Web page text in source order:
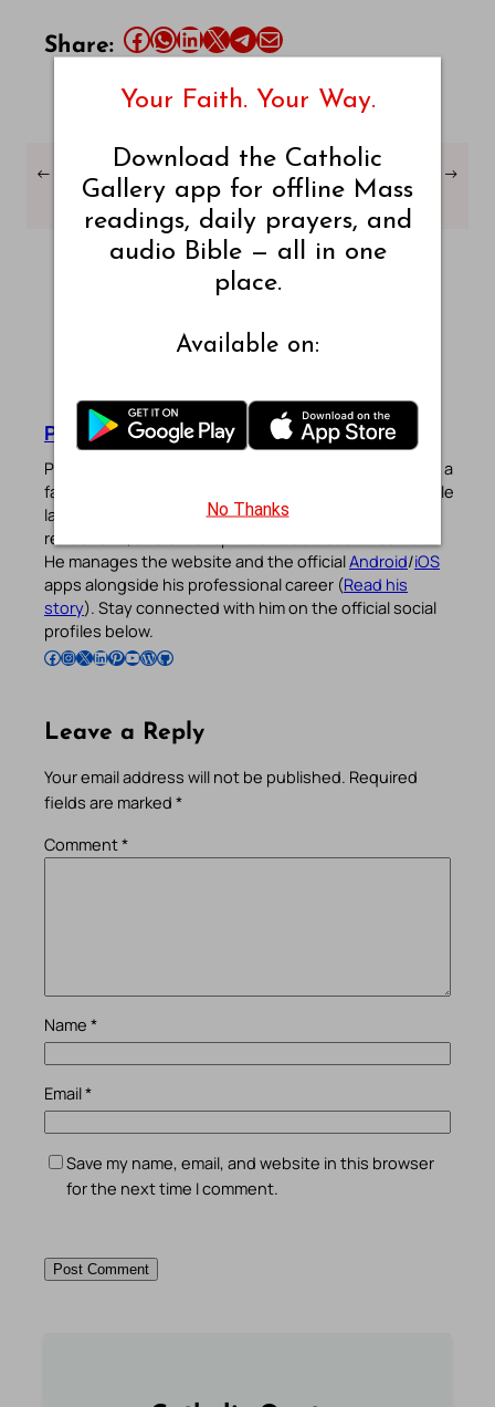
Share: Share this article on Facebook Share this article on WhatsApp Share this article on LinkedIn Share this article on X Share this article on TelegramEmail this Article
←
出埃及记 章节 – 25 – 吕振
中版本 – 简体中文
出埃及记 章节 – 27 – 吕振
中版本 – 简体中文
→
Pradeep Augustine
Pradeep Augustine is the founder of Catholic Gallery, a
faith-driven platform sharing Mass Readings in multiple
languages, prayers, quotes, catechism, Bible plans,
reflections, and other spiritual resources since 2013.
He manages the website and the officialAndroid/iOS
apps alongside his professional career (Read his
story). Stay connected with him on the official social
profiles below.
Follow Pradeep on Facebook Follow Pradeep on InstagramFollow Pradeep on X Follow Pradeep on LinkedIn Follow Pradeep on Pinterest Subscribe to Pradeep’s Youtube Channel Follow Pradeep on WordPress Follow Pradeep on GitHub
Leave a Reply
Your email address will not be published. Required
fields are marked *
Comment*
Name *
Email*
Save my name, email, and website in this browser
for the next time I comment.
Your Faith. Your Way.
Download the Catholic
Gallery app for offline Mass
readings, daily prayers, and
audio Bible — all in one
place.
Available on:
No Thanks